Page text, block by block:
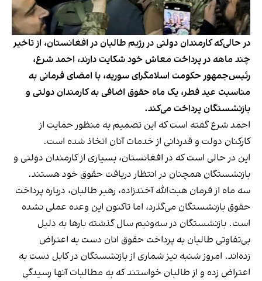
در حالی‌که کارمندان دولتی در رژیم طالبان در افغانستان، از تاخیر
چند ماهه در پرداخت معاش خود شکایت دارند، احمد شرع،
رئیس‌جمهور حکومت اسلامگرای سوریه، با امضای فرمانی به
مناسبت عید فطر، یک ماه حقوق اضافی به کارمندان دولتی و
بازنشستگان پرداخت می‌کند.
احمد شرع گفته است که این تصمیم به منظور حمایت از
کارکنان دولت و قدردانی از خدمات آنان اتخاذ شده است.
این در حالی است که در افغانستان، بسیاری از کارمندان دولتی و
بازنشستگان همچنان در انتظار دریافت حقوق خود هستند.
سه ماه از فرمان هبت‌الله آخندزاده، رهبر طالبان، درباره پرداخت
حقوق بازنشستگان می‌گذرد، اما تاکنون این وعده عملی نشده
است. بازنشستگان در سه‌ونیم سال گذشته بارها به دلیل
بی‌تفاوتی طالبان به پرداخت حقوق انان دست به اعتراض
زده‌اند. امروز شنبه نیز شماری از بازنشستگان در کابل دست به
اعتراض زده و از طالبان خواستند که به مطالبات آنها رسیدگی